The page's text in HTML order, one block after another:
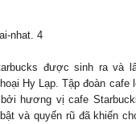
được sinh ra và
Hy Lạp. Tập đoàn cafe
hương vị cafe
và quyến rũ đã khiến